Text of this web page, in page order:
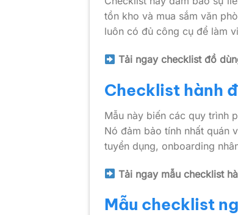
tồn kho và mua sắm văn
luôn có đủ công cụ để làm
Tải ngay checklist đồ
Checklist hành
Mẫu này biến các quy trình
Nó đảm bảo tính nhất quán
tuyển dụng, onboarding
Tải ngay mẫu checklist
Mẫu checklist